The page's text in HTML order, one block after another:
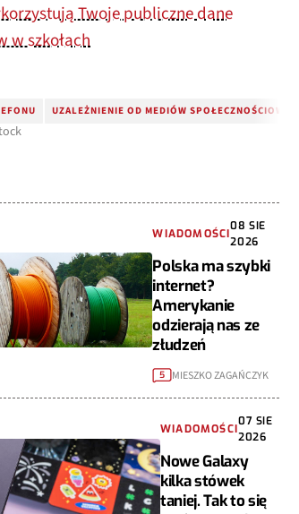
Twoje publiczne dane
w szkołach
UZALEŻNIENIE OD MEDIÓW SPOŁECZNOŚCIOWYCH
WIADOMOŚCI
08 SIE
2026
Polska ma szybki
internet?
Amerykanie
odzierają nas ze
złudzeń
5 MIESZKO ZAGAŃCZYK
WIADOMOŚCI
07 SIE
2026
Nowe Galaxy
kilka stówek
taniej. Tak to się